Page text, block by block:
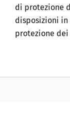
di protezione
disposizioni
protezione